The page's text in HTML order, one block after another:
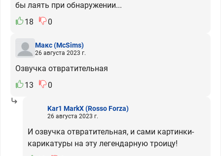
бы лаять при обнаружении...
18
0
Макс(McSims)
26 августа 2023 г.
Озвучка отвратительная
13
0
Kar1 MarkX(Rosso Forza)
26 августа 2023 г.
И озвучка отвратительная, и сами картинки-
карикатуры на эту легендарную троицу!